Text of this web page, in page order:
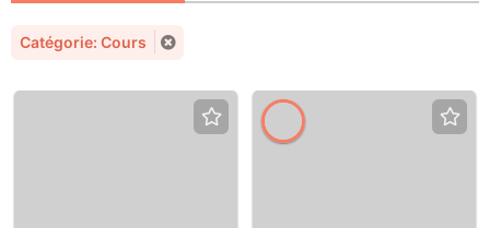
Catégorie: Cours